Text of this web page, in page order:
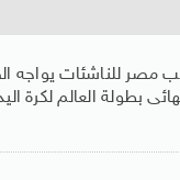
مصر للناشئات يواجه
بطولة العالم لكرة